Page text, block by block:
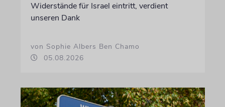
Widerstände für Israel eintritt, verdient
unseren Dank
von Sophie Albers Ben Chamo
05.08.2026